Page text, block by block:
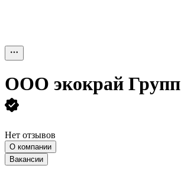
ООО экокрай Групп
Нет отзывов
О компании
Вакансии